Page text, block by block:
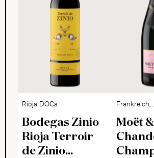
Rioja DOCa
Bodegas Zinio
Rioja Terroir
de Zinio
Frankreich,
Champagne
Moët &